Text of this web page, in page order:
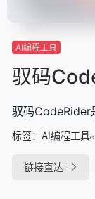
AI编程工具
驭码
驭码CodeRider
标签： AI编程工具
链接直达